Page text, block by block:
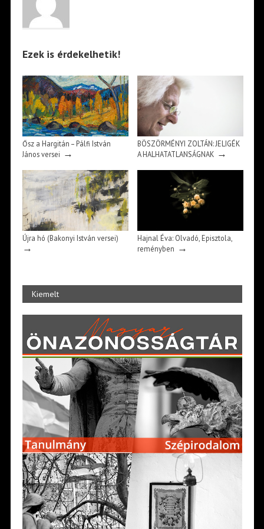
Ezek is érdekelhetik!
Ősz a Hargitán – Pálfi István
János versei →
BÖSZÖRMÉNYI ZOLTÁN: JELIGÉK
A HALHATATLANSÁGNAK→
Újra hó (Bakonyi István versei)
→
Hajnal Éva: Olvadó, Episztola,
reményben →
Kiemelt